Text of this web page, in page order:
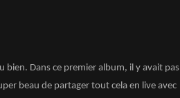
bien. Dans ce premier album, il y avait pas
beau de partager tout cela en live avec